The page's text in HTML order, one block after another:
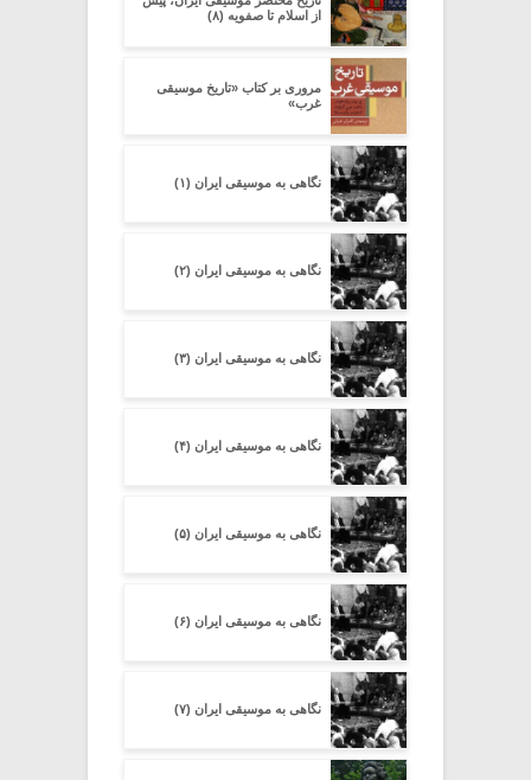
از اسلام تا صفویه (۸)
مروری بر کتاب «تاریخ موسیقی
غرب»
نگاهی به موسیقی ایران (۱)
نگاهی به موسیقی ایران (۲)
نگاهی به موسیقی ایران (۳)
نگاهی به موسیقی ایران (۴)
نگاهی به موسیقی ایران (۵)
نگاهی به موسیقی ایران (۶)
نگاهی به موسیقی ایران (۷)